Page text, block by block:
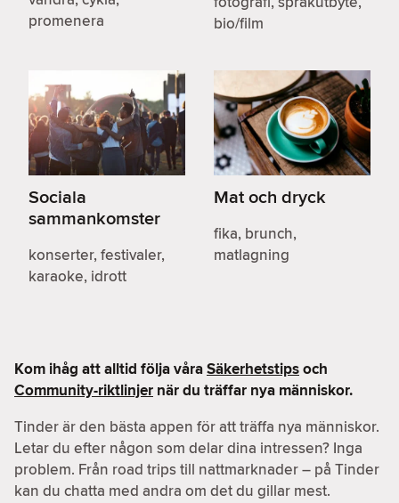
promenera
bio/film
Sociala
sammankomster
konserter, festivaler,
karaoke, idrott
Mat och dryck
fika, brunch,
matlagning
Kom ihåg att alltid följa våraSäkerhetstipsoch
Community-riktlinjer när du träffar nya människor.
Tinder är den bästa appen för att träffa nya människor.
Letar du efter någon som delar dina intressen? Inga
problem. Från road trips till nattmarknader – på Tinder
kan du chatta med andra om det du gillar mest.